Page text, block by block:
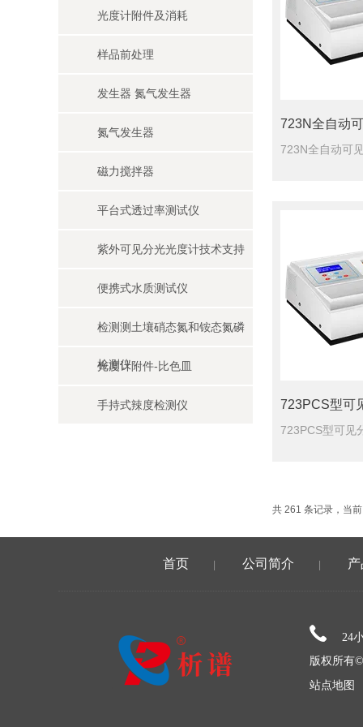
光度计附件及消耗
样品前处理
发生器 氮气发生器
氮气发生器
磁力搅拌器
平台式透过率测试仪
紫外可见分光光度计技术支持
便携式水质测试仪
检测测土壤硝态氮和铵态氮磷
检测仪
光度计附件-比色皿
手持式辣度检测仪
723N全自动
723PCS型可
共 261 条记录，当
首页 | 公司简介 |
24
版权所有
站点地图